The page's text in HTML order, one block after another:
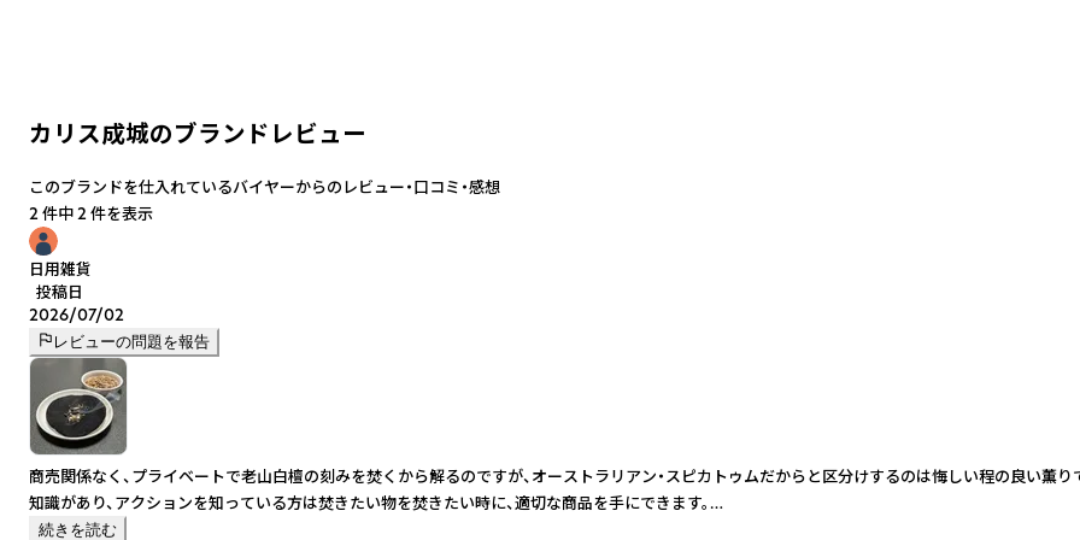
カリス成城のブランドレビュー
このブランドを仕入れているバイヤーからのレビュー・口コミ・感想
2 件中 2 件を表示
日用雑貨
投稿日
2026/07/02
レビューの問題を報告
商売関係なく、プライベートで老山白檀の刻みを焚くから解るのですが、オーストラリアン・スピカトゥムだからと区分けするのは悔しい程の良い薫り
知識があり、アクションを知っている方は焚きたい物を焚きたい時に、適切な商品を手にできます。
続きを読む